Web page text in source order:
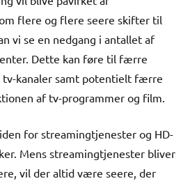
flere og flere seere skifter til
vi se en nedgang i antallet af
Dette kan føre til færre
kanaler samt potentielt færre
af tv-programmer og film.
for streamingtjenester og HD-
Mens streamingtjenester bliver
vil der altid være seere, der